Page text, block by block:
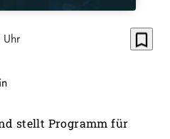
bookmark_border
stellt Programm für